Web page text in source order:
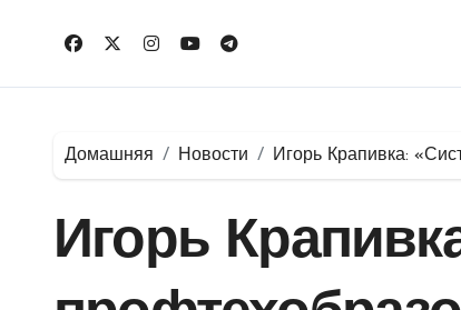
Домашняя Новости Игорь Крапивка:
Игорь